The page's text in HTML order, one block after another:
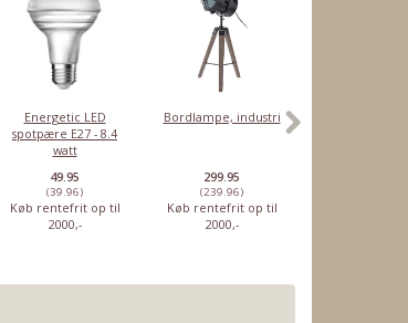
Energetic LED
spotpære E27 - 8.4
watt
49.95
(39.96)
Køb rentefrit op til
2000,-
Bordlampe, industri
299.95
(239.96)
Køb rentefrit op til
2000,-